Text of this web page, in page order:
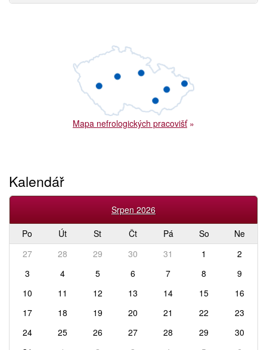
Mapa nefrologických pracovišť»
Kalendář
Srpen 2026
Po
Út St Čt Pá So
Ne
27
28 29 30 31 1
2
3
4 5 6 7 8
9
10
11 12 13 14 15
16
17
18 19 20 21 22
23
24
25 26 27 28 29
30